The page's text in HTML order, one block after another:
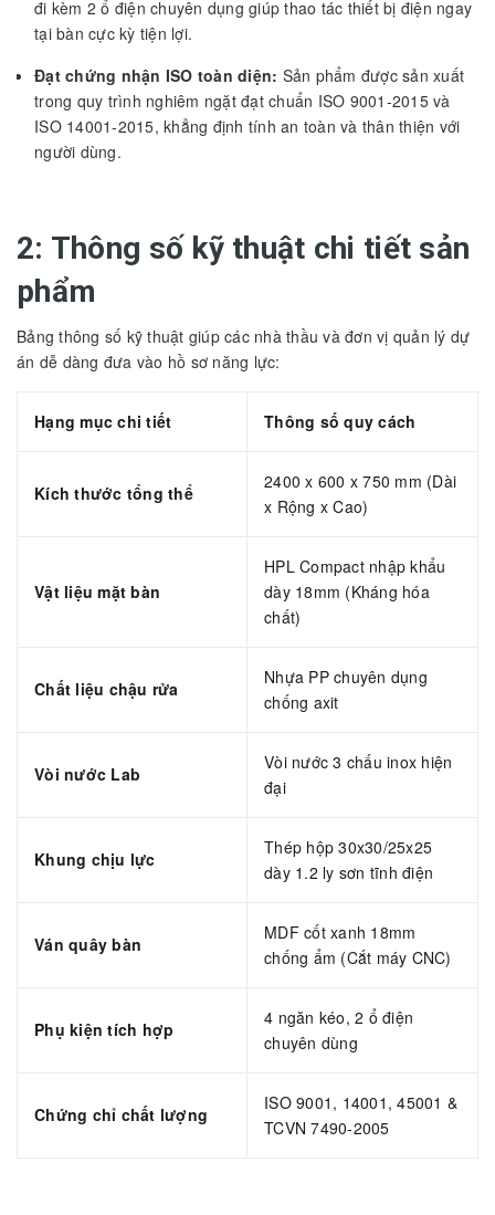
đi kèm 2 ổ điện chuyên dụng giúp thao tác thiết bị điện ngay
tại bàn cực kỳ tiện lợi.
Đạt chứng nhận ISO toàn diện: Sản phẩm được sản xuất
trong quy trình nghiêm ngặt đạt chuẩn ISO 9001-2015 và
ISO 14001-2015, khẳng định tính an toàn và thân thiện với
người dùng.
2: Thông số kỹ thuật chi tiết sản
phẩm
Bảng thông số kỹ thuật giúp các nhà thầu và đơn vị quản lý dự
án dễ dàng đưa vào hồ sơ năng lực:
Hạng mục chi tiết Thông số quy cách
Kích thước tổng thể
2400 x 600 x 750 mm (Dài
x Rộng x Cao)
Vật liệu mặt bàn
HPL Compact nhập khẩu
dày 18mm (Kháng hóa
chất)
Chất liệu chậu rửa
Nhựa PP chuyên dụng
chống axit
Vòi nước Lab
Vòi nước 3 chấu inox hiện
đại
Khung chịu lực
Thép hộp 30x30/25x25
dày 1.2 ly sơn tĩnh điện
Ván quây bàn
MDF cốt xanh 18mm
chống ẩm (Cắt máy CNC)
Phụ kiện tích hợp
4 ngăn kéo, 2 ổ điện
chuyên dùng
Chứng chỉ chất lượng
ISO 9001, 14001, 45001 &
TCVN 7490-2005